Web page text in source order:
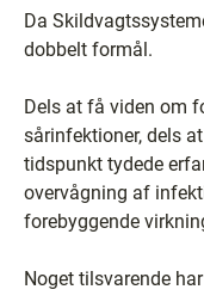
Da
dobbelt formål.
Dels at få viden om
sårinfektioner, dels
tidspunkt tydede
overvågning af
forebyggende
Noget tilsvarende